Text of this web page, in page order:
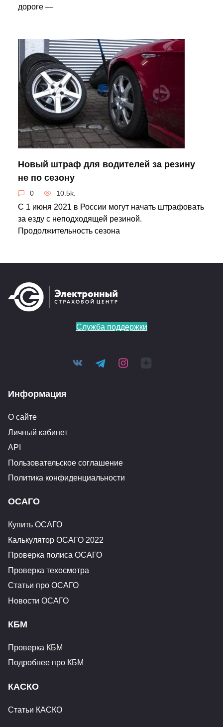
дороге —
Новый штраф для водителей за резину
не по сезону
0 10.5k.
С 1 июня 2021 в России могут начать штрафовать
за езду с неподходящей резиной.
Продолжительность сезона
Служба поддержки
Информация
О сайте
Личный кабинет
API
Пользовательское соглашение
Политика конфиденциальности
ОСАГО
Купить ОСАГО
Калькулятор ОСАГО 2022
Проверка полиса ОСАГО
Проверка техосмотра
Статьи про ОСАГО
Новости ОСАГО
КБМ
Проверка КБМ
Подробнее про КБМ
КАСКО
Статьи КАСКО